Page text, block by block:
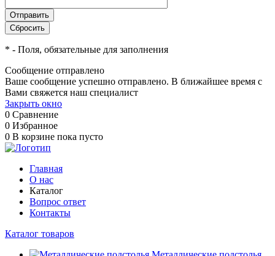
* - Поля, обязательные для заполнения
Сообщение отправлено
Ваше сообщение успешно отправлено. В ближайшее время с
Вами свяжется наш специалист
Закрыть окно
0 Сравнение
0 Избранное
0 В корзине пока пусто
Главная
О нас
Каталог
Вопрос ответ
Контакты
Каталог товаров